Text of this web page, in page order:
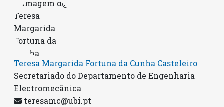
Teresa Margarida Fortuna da Cunha Casteleiro
Secretariado do Departamento de Engenharia
Electromecânica
teresamc@ubi.pt